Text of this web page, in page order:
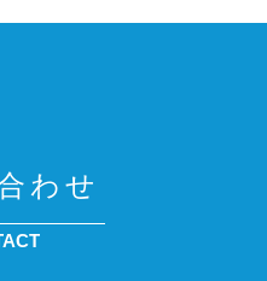
わせ